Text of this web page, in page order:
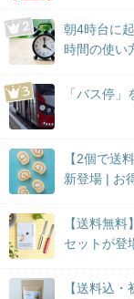
朝4時台に
時間の使い
「バス停
【2個で送
新登場 | お
【送料無
セットが登
【送料込